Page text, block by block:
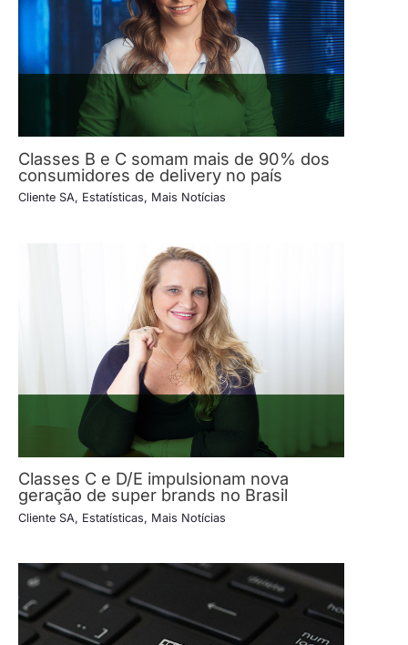
Classes B e C somam mais de 90% dos
consumidores de delivery no país
Cliente SA, Estatísticas, Mais Notícias
Classes C e D/E impulsionam nova
geração de super brands no Brasil
Cliente SA, Estatísticas, Mais Notícias